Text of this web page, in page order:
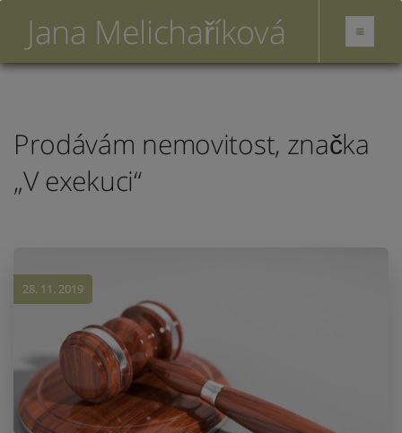
Jana Melichaříková
Prodávám nemovitost, značka
„V exekuci“
28. 11. 2019